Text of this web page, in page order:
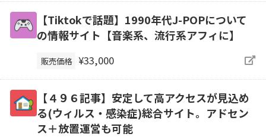
【Tiktokで話題】1990年代J-POPについて
の情報サイト【音楽系、流行系アフィに】
販売価格 ¥33,000
【４９６記事】安定して高アクセスが見込め
る(ウィルス・感染症)総合サイト。アドセン
ス＋放置運営も可能